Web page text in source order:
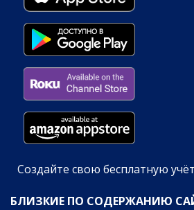
Создайте свою бесплатную
БЛИЗКИЕ ПО СОДЕРЖАНИЮ